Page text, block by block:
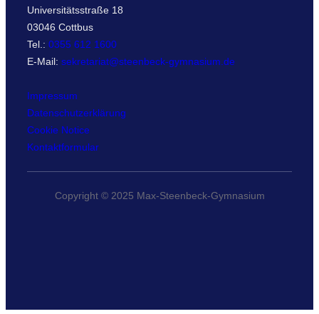
Universitätsstraße 18
03046 Cottbus
Tel.: 0355 612 1600
E-Mail: sekretariat@steenbeck-gymnasium.de
Impressum
Datenschutzerklärung
Cookie Notice
Kontaktformular
Copyright © 2025 Max-Steenbeck-Gymnasium